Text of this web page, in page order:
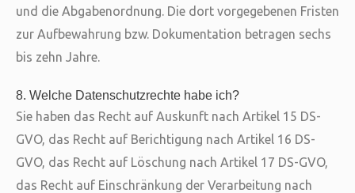
und die Abgabenordnung. Die dort vorgegebenen Fristen
zur Aufbewahrung bzw. Dokumentation betragen sechs
bis zehn Jahre.
8. Welche Datenschutzrechte habe ich?
Sie haben das Recht auf Auskunft nach Artikel 15 DS-
GVO, das Recht auf Berichtigung nach Artikel 16 DS-
GVO, das Recht auf Löschung nach Artikel 17 DS-GVO,
das Recht auf Einschränkung der Verarbeitung nach